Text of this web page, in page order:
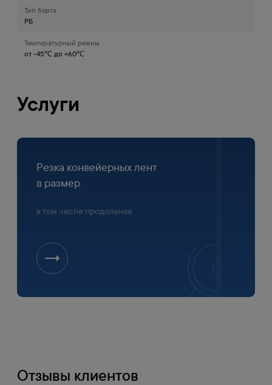
Тип борта
РБ
Температурный режим
от -45℃ до +60℃
Услуги
Резка конвейерных лент
в размер
в том числе продольная
Отзывы клиентов